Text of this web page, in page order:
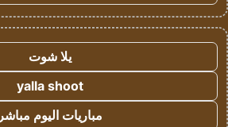
يلا شوت
yalla shoot
مباريات اليوم مباشر